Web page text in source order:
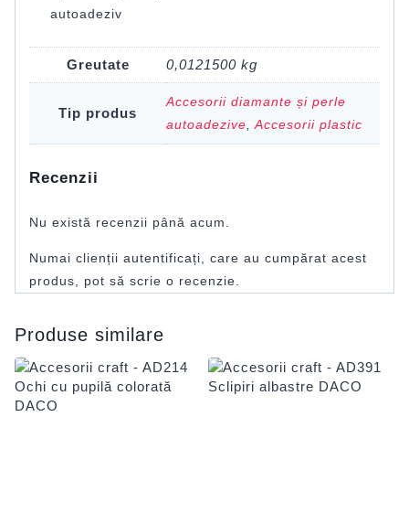
autoadeziv
Greutate 0,0121500 kg
Tip produs
Accesorii diamante și perle
autoadezive
Accesorii plastic
Recenzii
Nu există recenzii până acum.
Numai clienții autentificați, care au cumpărat acest
produs, pot să scrie o recenzie.
Produse similare